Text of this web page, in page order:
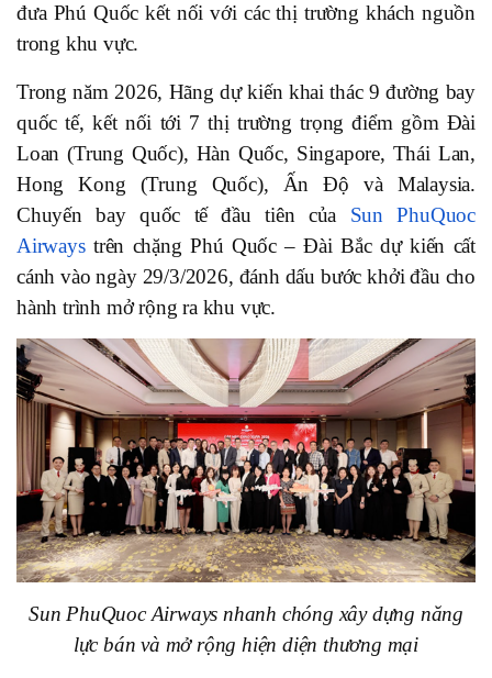
đưa Phú Quốc kết nối với các thị trường khách nguồn
trong khu vực.
Trong năm 2026, Hãng dự kiến khai thác 9 đường bay
quốc tế, kết nối tới 7 thị trường trọng điểm gồm Đài
Loan (Trung Quốc), Hàn Quốc, Singapore, Thái Lan,
Hong Kong (Trung Quốc), Ấn Độ và Malaysia.
Chuyến bay quốc tế đầu tiên của Sun PhuQuoc
Airwaystrên chặng Phú Quốc – Đài Bắc dự kiến cất
cánh vào ngày 29/3/2026, đánh dấu bước khởi đầu cho
hành trình mở rộng ra khu vực.
Sun PhuQuoc Airways nhanh chóng xây dựng năng
lực bán và mở rộng hiện diện thương mại